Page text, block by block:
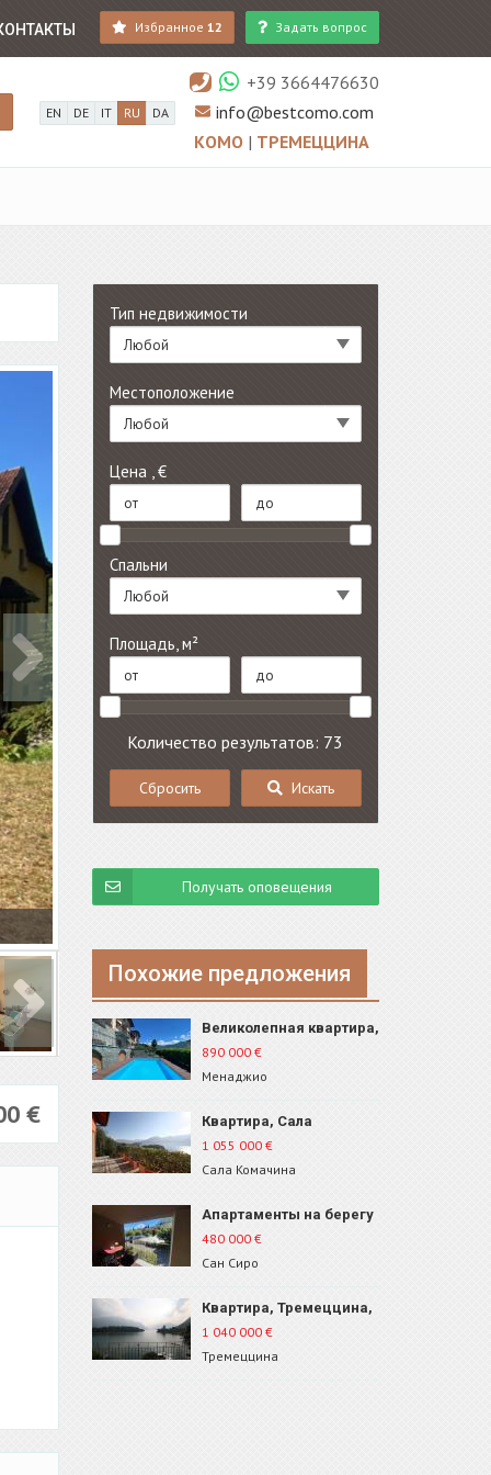
Избранное 12 Задать вопрос
EN DE IT RU DA
+39 3664476630
info@bestcomo.com
КОМО | ТРЕМЕЦЦИНА
€
Тип недвижимости
Любой
Местоположение
Любой
Цена , €
Спальни
Любой
Площадь, м²
Количество результатов: 73
Сбросить Искать
Получать оповещения
Похожие предложения
Великолепная квартира,
Менаджио, ID 227
890 000 €
Менаджио
Квартира, Сала
Комачина, ID 2291
1 055 000 €
Сала Комачина
Апартаменты на берегу
озера, Сан-Сиро, ID 47
480 000 €
Сан Сиро
Квартира, Тремеццина,
ID 282
1 040 000 €
Тремеццина